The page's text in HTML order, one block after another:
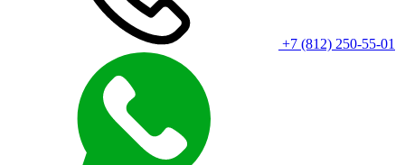
+7 (812) 250-55-01